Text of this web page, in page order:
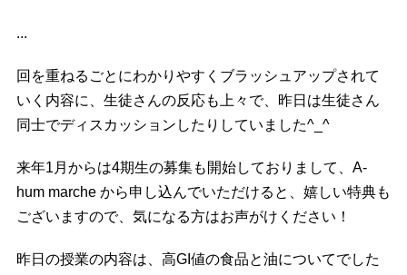
...
回を重ねるごとにわかりやすくブラッシュアップされて
いく内容に、生徒さんの反応も上々で、昨日は生徒さん
同士でディスカッションしたりしていました^_^
来年1月からは4期生の募集も開始しておりまして、A-
hum marche から申し込んでいただけると、嬉しい特典も
ございますので、気になる方はお声がけください！
昨日の授業の内容は、高GI値の食品と油についてでした